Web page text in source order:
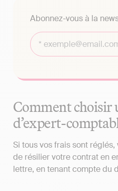
Abonnez-vous à la
Comment choisir
d’expert-
Si tous vos frais sont
de résilier votre contrat en
lettre, en tenant compte du